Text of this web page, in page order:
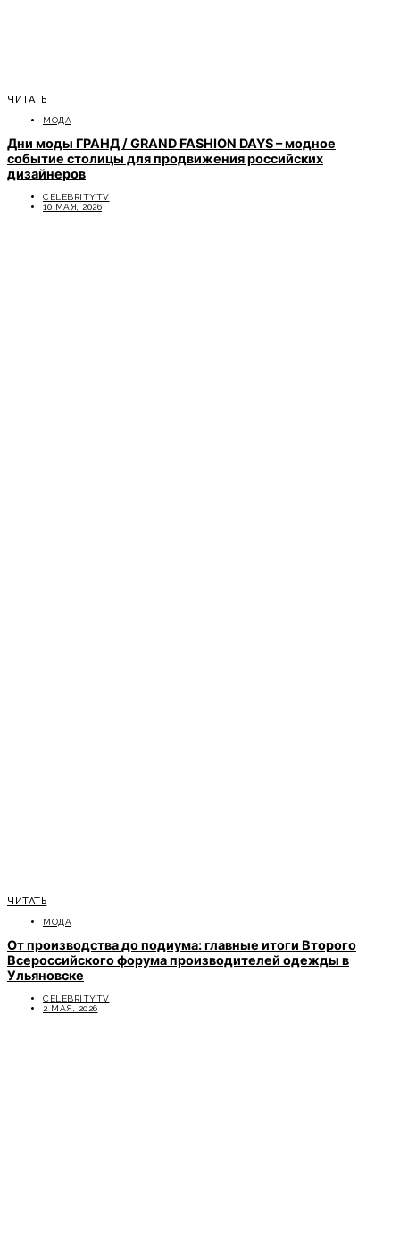
ЧИТАТЬ
МОДА
Дни моды ГРАНД / GRAND FASHION DAYS – модное
событие столицы для продвижения российских
дизайнеров
CELEBRITYTV
10 МАЯ, 2026
ЧИТАТЬ
МОДА
От производства до подиума: главные итоги Второго
Всероссийского форума производителей одежды в
Ульяновске
CELEBRITYTV
2 МАЯ, 2026